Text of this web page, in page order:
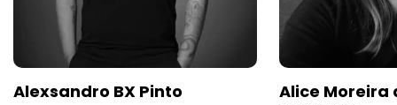
Alexsandro BX Pinto
Alice